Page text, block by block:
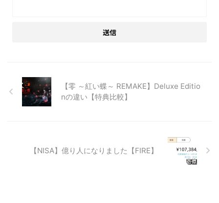
【零 ～紅い蝶～ REMAKE】Deluxe Editio
nの違い【特典比較】
【NISA】億り人になりました【FIRE】